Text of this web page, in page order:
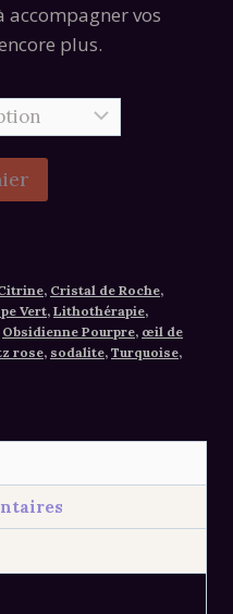
accompagner vos
plus.
, Cristal de Roche,
Vert, Lithothérapie,
Obsidienne Pourpre, œil de
rose, sodalite, Turquoise,